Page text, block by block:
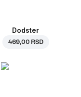
Dodster
469,00 RSD